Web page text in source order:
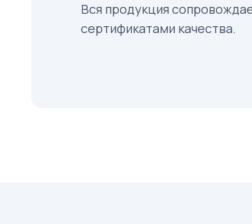
Вся продукция
сертификатами качества.